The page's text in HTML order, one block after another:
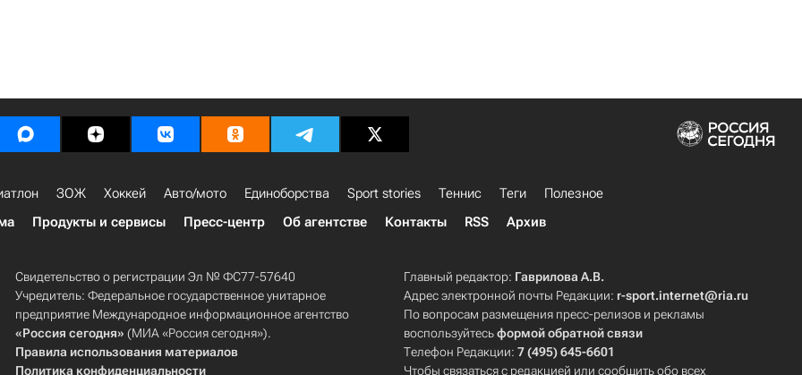
ЗОЖ Хоккей Авто/мото Единоборства Sport stories Теннис Теги
Полезное
Продукты и сервисы Пресс-центр Об агентстве Контакты RSS Архив
Свидетельство о регистрации Эл № ФС77-57640
Учредитель: Федеральное государственное унитарное
предприятие Международное информационное агентство
«Россия сегодня» (МИА «Россия сегодня»).
Правила использования материалов
Политика конфиденциальности
Главный редактор: Гаврилова А.В.
Адрес электронной почты Редакции: r-sport.internet@ria.ru
По вопросам размещения пресс-релизов и рекламы
воспользуйтесьформой обратной связи
Телефон Редакции:7 (495) 645-6601
Чтобы связаться с редакцией или сообщить обо всех